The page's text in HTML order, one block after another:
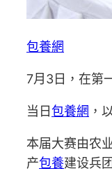
包養網
7月3日，在第
当日包養網 ，
本届大赛由农
产包養建设兵